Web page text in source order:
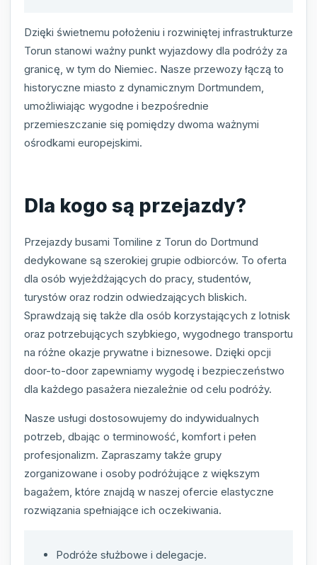
Dzięki świetnemu położeniu i rozwiniętej infrastrukturze
Torun stanowi ważny punkt wyjazdowy dla podróży za
granicę, w tym do Niemiec. Nasze przewozy łączą to
historyczne miasto z dynamicznym Dortmundem,
umożliwiając wygodne i bezpośrednie
przemieszczanie się pomiędzy dwoma ważnymi
ośrodkami europejskimi.
Dla kogo są przejazdy?
Przejazdy busami Tomiline z Torun do Dortmund
dedykowane są szerokiej grupie odbiorców. To oferta
dla osób wyjeżdżających do pracy, studentów,
turystów oraz rodzin odwiedzających bliskich.
Sprawdzają się także dla osób korzystających z lotnisk
oraz potrzebujących szybkiego, wygodnego transportu
na różne okazje prywatne i biznesowe. Dzięki opcji
door-to-door zapewniamy wygodę i bezpieczeństwo
dla każdego pasażera niezależnie od celu podróży.
Nasze usługi dostosowujemy do indywidualnych
potrzeb, dbając o terminowość, komfort i pełen
profesjonalizm. Zapraszamy także grupy
zorganizowane i osoby podróżujące z większym
bagażem, które znajdą w naszej ofercie elastyczne
rozwiązania spełniające ich oczekiwania.
Podróże służbowe i delegacje.